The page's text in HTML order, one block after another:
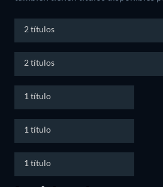
2 títulos
2 títulos
1 título
1 título
1 título